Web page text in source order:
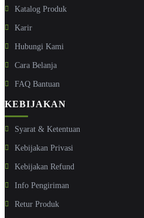
Katalog Produk
Karir
Hubungi Kami
Cara Belanja
FAQ Bantuan
KEBIJAKAN
Syarat & Ketentuan
Kebijakan Privasi
Kebijakan Refund
Info Pengiriman
Retur Produk